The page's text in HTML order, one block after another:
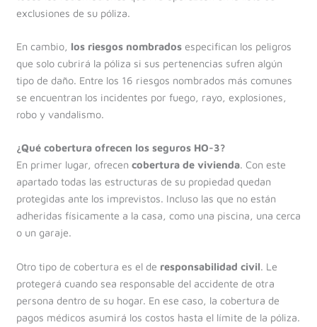
exclusiones de su póliza.
En cambio, los riesgos nombrados especifican los peligros
que solo cubrirá la póliza si sus pertenencias sufren algún
tipo de daño. Entre los 16 riesgos nombrados más comunes
se encuentran los incidentes por fuego, rayo, explosiones,
robo y vandalismo.
¿Qué cobertura ofrecen los seguros HO-3?
En primer lugar, ofrecen cobertura de vivienda. Con este
apartado todas las estructuras de su propiedad quedan
protegidas ante los imprevistos. Incluso las que no están
adheridas físicamente a la casa, como una piscina, una cerca
o un garaje.
Otro tipo de cobertura es el de responsabilidad civil. Le
protegerá cuando sea responsable del accidente de otra
persona dentro de su hogar. En ese caso, la cobertura de
pagos médicos asumirá los costos hasta el límite de la póliza.